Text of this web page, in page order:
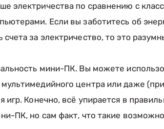
электричества по сравнению с
Если вы заботитесь об
счета за электричество, то это
мини-ПК. Вы можете
центра или даже
игр. Конечно, всё упирается в
ПК, но сам факт, что такие